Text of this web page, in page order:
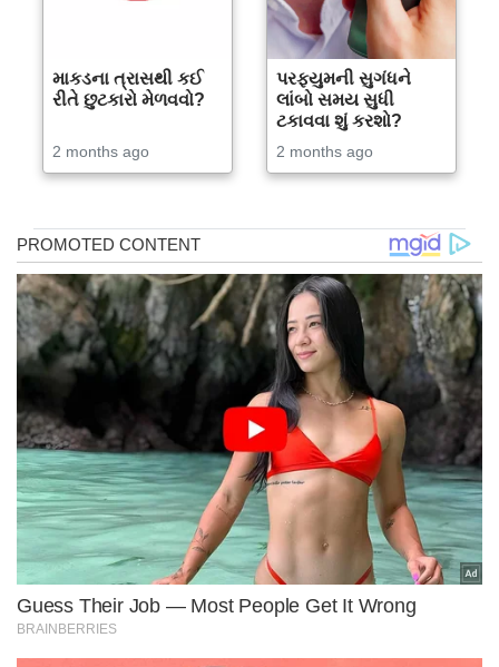
માકડના ત્રાસથી કઈ
રીતે છુટકારો મેળવવો?
2 months ago
પરફ્યુમની સુગંધને
લાંબો સમય સુધી
ટકાવવા શું કરશો?
2 months ago